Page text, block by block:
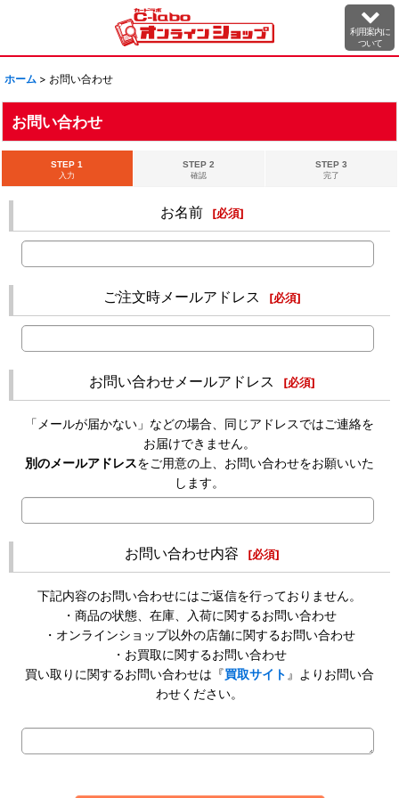
利用案内に
ついて
ホーム > お問い合わせ
お問い合わせ
STEP 1
入力
STEP 2
確認
STEP 3
完了
お名前 [必須]
ご注文時メールアドレス [必須]
お問い合わせメールアドレス [必須]
「メールが届かない」などの場合、同じアドレスではご連絡を
お届けできません。
別のメールアドレスをご用意の上、お問い合わせをお願いいた
します。
お問い合わせ内容 [必須]
下記内容のお問い合わせにはご返信を行っておりません。
・商品の状態、在庫、入荷に関するお問い合わせ
・オンラインショップ以外の店舗に関するお問い合わせ
・お買取に関するお問い合わせ
買い取りに関するお問い合わせは『買取サイト 』よりお問い合
わせください。